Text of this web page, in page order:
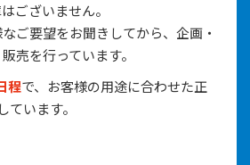
ございません。
ご要望をお聞きしてから、企画・
売を行っています。
程で、お客様の用途に合わせた正
います。